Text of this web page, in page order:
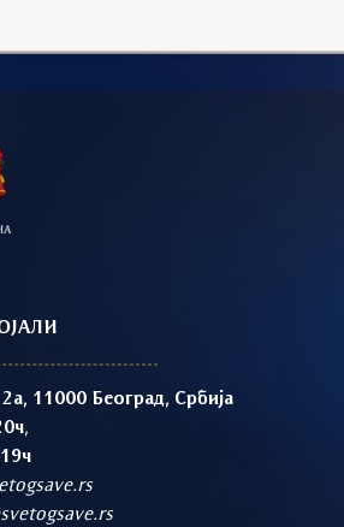
11000 Београд, Србија
,